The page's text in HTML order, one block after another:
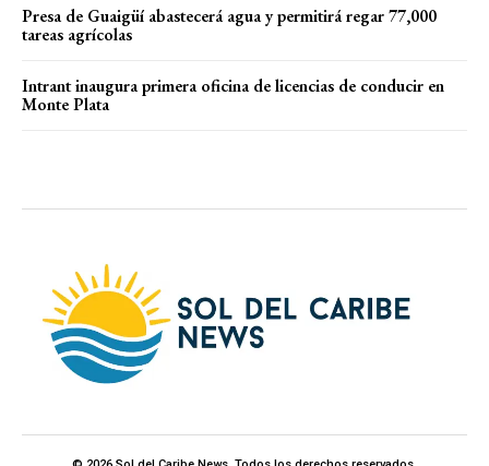
Presa de Guaigüí abastecerá agua y permitirá regar 77,000
tareas agrícolas
Intrant inaugura primera oficina de licencias de conducir en
Monte Plata